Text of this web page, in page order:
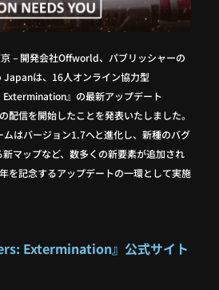
– 開発会社Offworld、パブリッシャーの
は、16人オンライン協力型
』の最新アップデート
信を開始したことを発表いたしました。
はバージョン1.7へと進化し、新種のバグ
マップなど、数多くの新要素が追加され
を記念するアップデートの一環として実施
Extermination』公式サイト